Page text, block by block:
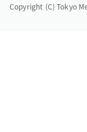
Copyright (C) Tokyo